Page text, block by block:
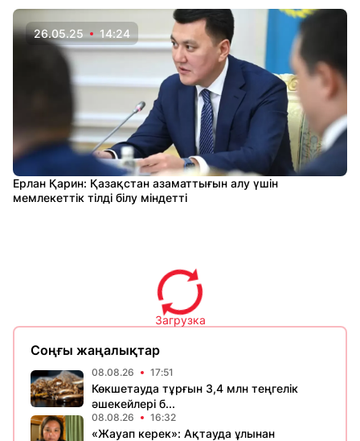
26.05.25 14:24
Ерлан Қарин: Қазақстан азаматтығын алу үшін
мемлекеттік тілді білу міндетті
Загрузка
Соңғы жаңалықтар
08.08.26 17:51
Көкшетауда тұрғын 3,4 млн теңгелік
әшекейлері б...
08.08.26 16:32
«Жауап керек»: Ақтауда ұлынан